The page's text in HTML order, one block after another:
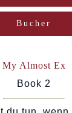
Bucher
My Almost Ex
Book 2